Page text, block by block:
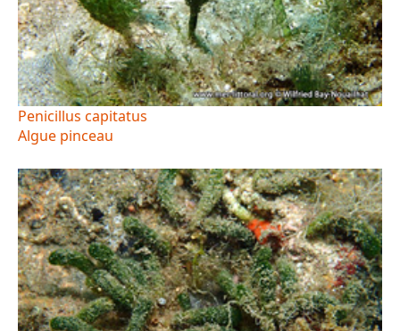
Penicillus capitatus
Algue pinceau